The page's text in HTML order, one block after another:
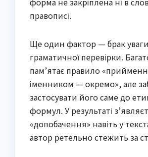
правописі.
Ще один фактор — брак
граматичної перевірки.
пам’ятає правило
іменником — окремо», але
застосувати його саме до
формул. У результаті
«допобачення» навіть у
автор ретельно стежить за